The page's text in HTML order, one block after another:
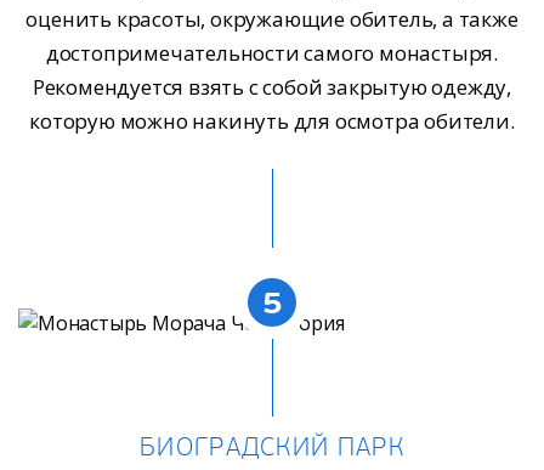
оценить красоты, окружающие обитель, а также
достопримечательности самого монастыря.
Рекомендуется взять с собой закрытую одежду,
которую можно накинуть для осмотра обители.
5
БИОГРАДСКИЙ ПАРК